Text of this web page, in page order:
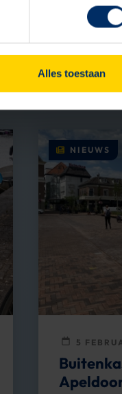
Alles toestaan
5
NIEUWS